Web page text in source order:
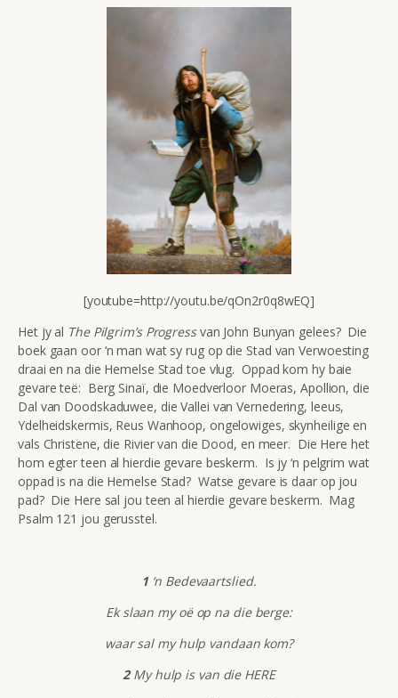
[youtube=http://youtu.be/qOn2r0q8wEQ]
Het jy al The Pilgrim’s Progressvan John Bunyan gelees? Die
boek gaan oor ‘n man wat sy rug op die Stad van Verwoesting
draai en na die Hemelse Stad toe vlug. Oppad kom hy baie
gevare teë: Berg Sinaï, die Moedverloor Moeras, Apollion, die
Dal van Doodskaduwee, die Vallei van Vernedering, leeus,
Ydelheidskermis, Reus Wanhoop, ongelowiges, skynheilige en
vals Christene, die Rivier van die Dood, en meer. Die Here het
hom egter teen al hierdie gevare beskerm. Is jy ‘n pelgrim wat
oppad is na die Hemelse Stad? Watse gevare is daar op jou
pad? Die Here sal jou teen al hierdie gevare beskerm. Mag
Psalm 121 jou gerusstel.
1‘n Bedevaartslied.
Ek slaan my oë op na die berge:
waar sal my hulp vandaan kom?
2My hulp is van die HERE